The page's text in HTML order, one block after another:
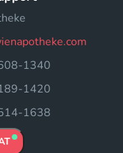
1340
1420
1638